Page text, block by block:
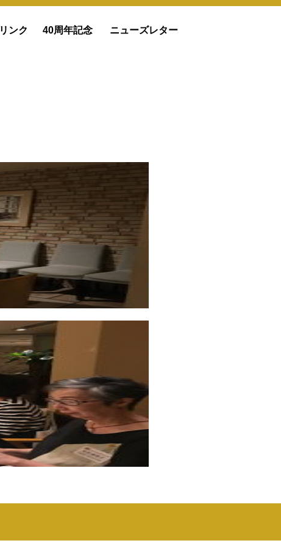
リンク 40周年記念 ニューズレター